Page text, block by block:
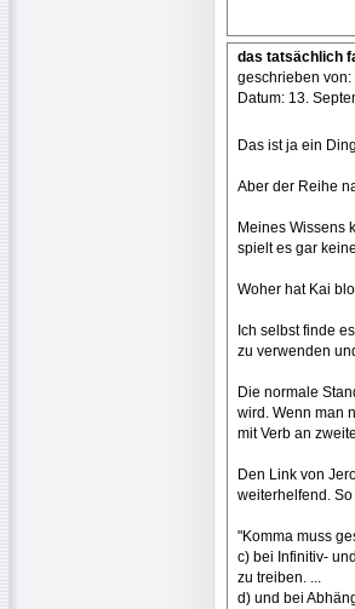
das tatsächlich
geschrieben von:
Datum: 13.
Das ist ja ein
Aber der Reihe
Meines Wissens
spielt es gar
Woher hat Kai
Ich selbst finde
zu verwenden
Die normale
wird. Wenn man
mit Verb an
Den Link von
weiterhelfend.
"Komma muss
c) bei Infinitiv-
zu treiben. ...
d) und bei